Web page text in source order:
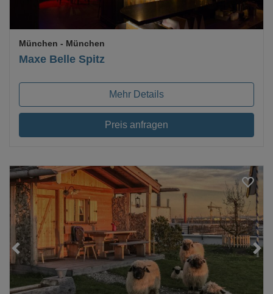
Maxe Belle Spitz
München - München
Mehr Details
Preis anfragen
Loading...